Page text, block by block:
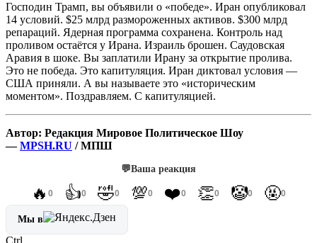
Господин Трамп, вы объявили о «победе». Иран опубликовал
14 условий. $25 млрд размороженных активов. $300 млрд
репараций. Ядерная программа сохранена. Контроль над
проливом остаётся у Ирана. Израиль брошен. Саудовская
Аравия в шоке. Вы заплатили Ирану за открытие пролива.
Это не победа. Это капитуляция. Иран диктовал условия —
США приняли. А вы называете это «историческим
моментом». Поздравляем. С капитуляцией.
Автор: Редакция Мировое Политическое Шоу
—MPSH.RU / МПШ
💬Ваша реакция
🔥 0 👍0 🤣0 💯0 ❤️0 👏0 🤡0 🤬0
Мы в
Ctrl